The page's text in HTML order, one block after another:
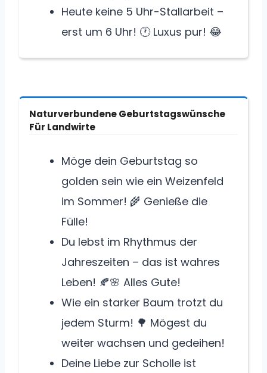
Heute keine 5 Uhr-Stallarbeit –
erst um 6 Uhr! 🕐 Luxus pur! 😂
Naturverbundene Geburtstagswünsche
Für Landwirte
Möge dein Geburtstag so
golden sein wie ein Weizenfeld
im Sommer! 🌾 Genieße die
Fülle!
Du lebst im Rhythmus der
Jahreszeiten – das ist wahres
Leben! 🍂🌸 Alles Gute!
Wie ein starker Baum trotzt du
jedem Sturm! 🌳 Mögest du
weiter wachsen und gedeihen!
Deine Liebe zur Scholle ist